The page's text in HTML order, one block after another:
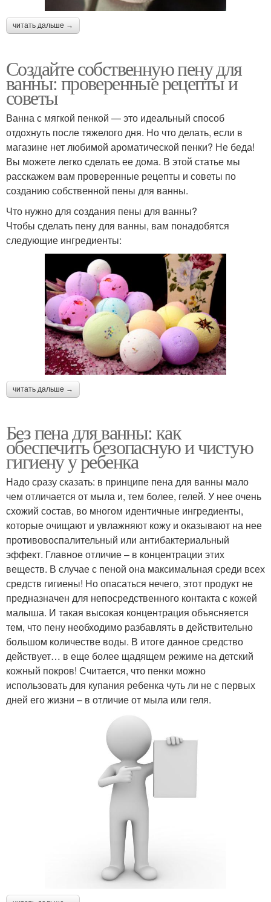
читать дальше →
Создайте собственную пену для
ванны: проверенные рецепты и
советы
Ванна с мягкой пенкой — это идеальный способ
отдохнуть после тяжелого дня. Но что делать, если в
магазине нет любимой ароматической пенки? Не беда!
Вы можете легко сделать ее дома. В этой статье мы
расскажем вам проверенные рецепты и советы по
созданию собственной пены для ванны.
Что нужно для создания пены для ванны?
Чтобы сделать пену для ванны, вам понадобятся
следующие ингредиенты:
читать дальше →
Без пена для ванны: как
обеспечить безопасную и чистую
гигиену у ребенка
Надо сразу сказать: в принципе пена для ванны мало
чем отличается от мыла и, тем более, гелей. У нее очень
схожий состав, во многом идентичные ингредиенты,
которые очищают и увлажняют кожу и оказывают на нее
противовоспалительный или антибактериальный
эффект. Главное отличие – в концентрации этих
веществ. В случае с пеной она максимальная среди всех
средств гигиены! Но опасаться нечего, этот продукт не
предназначен для непосредственного контакта с кожей
малыша. И такая высокая концентрация объясняется
тем, что пену необходимо разбавлять в действительно
большом количестве воды. В итоге данное средство
действует… в еще более щадящем режиме на детский
кожный покров! Считается, что пенки можно
использовать для купания ребенка чуть ли не с первых
дней его жизни – в отличие от мыла или геля.